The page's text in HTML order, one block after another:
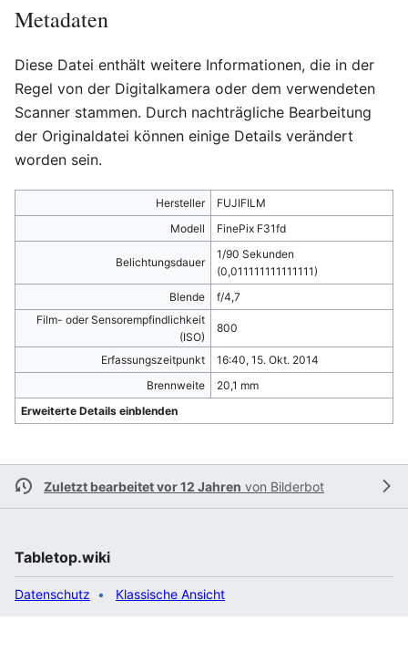
Metadaten
Diese Datei enthält weitere Informationen, die in der
Regel von der Digitalkamera oder dem verwendeten
Scanner stammen. Durch nachträgliche Bearbeitung
der Originaldatei können einige Details verändert
worden sein.
Hersteller
FUJIFILM
Modell
FinePix F31fd
Belichtungsdauer
1/90 Sekunden
(0,011111111111111)
Blende
f/4,7
Film- oder Sensorempfindlichkeit
(ISO)
800
Erfassungszeitpunkt
16:40, 15. Okt. 2014
Brennweite
20,1 mm
Erweiterte Details einblenden
Zuletzt bearbeitet vor 12 Jahren von Bilderbot
Tabletop.wiki
Datenschutz Klassische Ansicht